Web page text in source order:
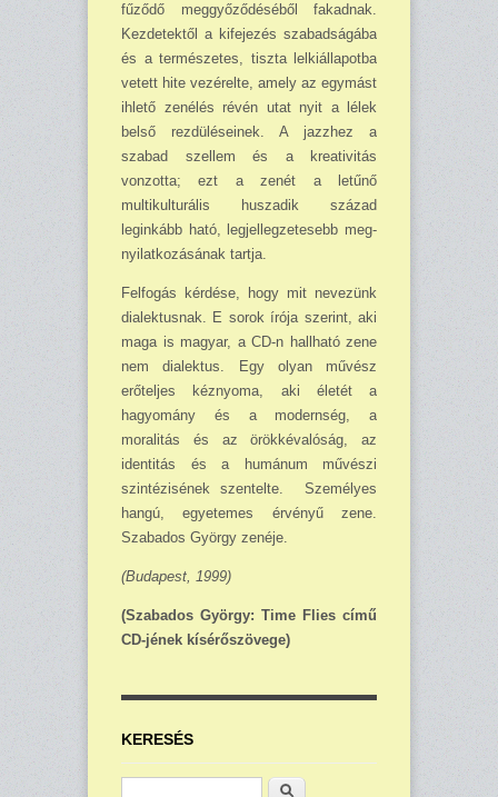
fűződő meggyőződéséből fakadnak.
Kezdetektől a kifejezés sza­badságába
és a természetes, tiszta lelkiállapotba
vetett hite vezérelte, amely az egymást
ihlető zenélés révén utat nyit a lélek
belső rezdüléseinek. A jazzhez a
szabad szellem és a kre­ativitás
vonzotta; ezt a zenét a letűnő
multikulturális huszadik század
leginkább ható, legjel­legzetesebb meg­
nyilatkozásának tartja.
Felfogás kérdése, hogy mit nevezünk
dialektusnak. E sorok írója szerint, aki
maga is magyar, a CD-n hallható zene
nem dialektus. Egy olyan művész
erőteljes kéznyoma, aki életét a
hagyomány és a modernség, a
moralitás és az örökkévalóság, az
identitás és a humánum művészi
szintézisének szentelte. Személyes
hangú, egyetemes érvényű zene.
Szabados György zenéje.
(Budapest, 1999)
(Szabados György: Time Flies című
CD-jének kísérőszövege)
KERESÉS
Keresés